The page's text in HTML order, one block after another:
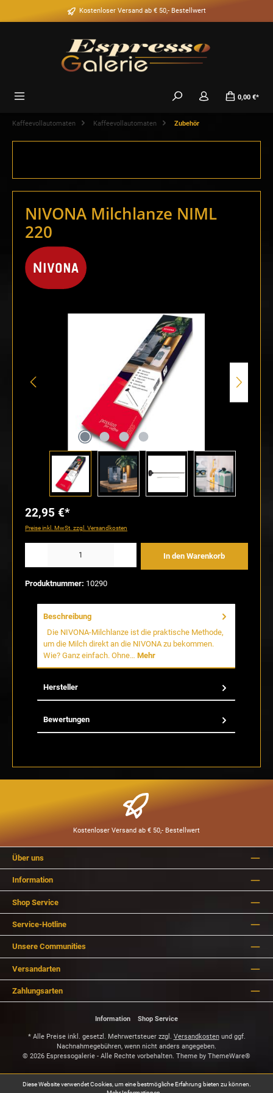
Kostenloser Versand ab € 50,- Bestellwert
0,00 €*
Kaffeevollautomaten Kaffeevollautomaten Zubehör
NIVONA Milchlanze NIML
220
22,95 €*
Preise inkl. MwSt. zzgl. Versandkosten
In den Warenkorb
Produktnummer: 10290
Beschreibung
Die NIVONA-Milchlanze ist die praktische Methode,
um die Milch direkt an die NIVONA zu bekommen.
Wie? Ganz einfach. Ohne… Mehr
Hersteller
Bewertungen
Kostenloser Versand ab € 50,- Bestellwert
Über uns
Information
Shop Service
Service-Hotline
Unsere Communities
Versandarten
Zahlungsarten
Information Shop Service
* Alle Preise inkl. gesetzl. Mehrwertsteuer zzgl. Versandkostenund ggf.
Nachnahmegebühren, wenn nicht anders angegeben.
© 2026 Espressogalerie - Alle Rechte vorbehalten. Theme by ThemeWare®
Diese Website verwendet Cookies, um eine bestmögliche Erfahrung bieten zu können.